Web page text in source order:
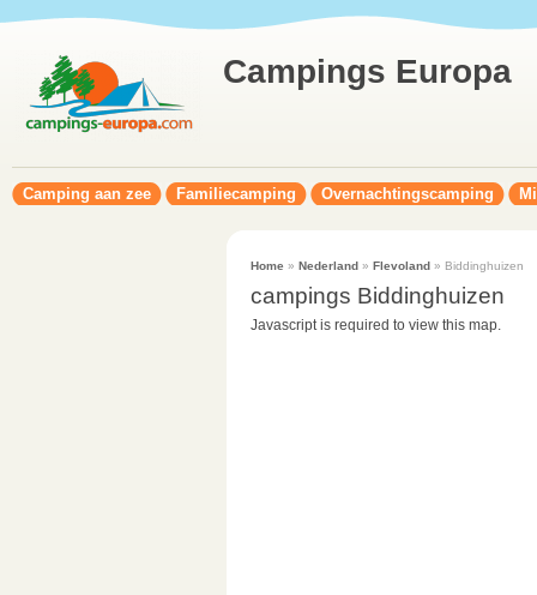
Campings Europa
Camping aan zee Familiecamping Overnachtingscamping
Home » Nederland» Flevoland» Biddinghuizen
campings Biddinghuizen
Javascript is required to view this map.